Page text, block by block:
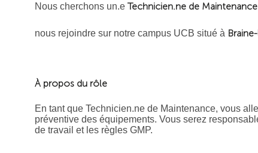
Nous cherchons un.e Technicien.ne de Maintenance
nous rejoindre sur notre campus UCB situé à
À propos du rôle
En tant que Technicien.ne de Maintenance, vous
préventive des équipements. Vous serez
de travail et les règles GMP.